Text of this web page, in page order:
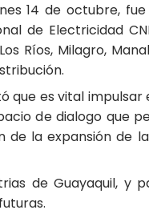
14 de octubre,
de Electricidad
Ríos, Milagro,
que es vital
de dialogo que
la expansión de
de Guayaquil,